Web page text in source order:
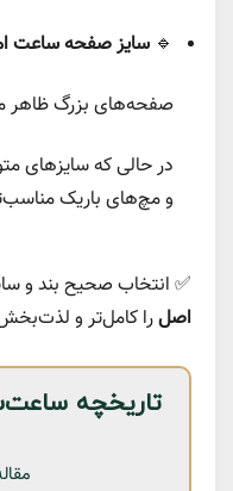
🔹 سایز صفحه ساعت
صفحه‌های بزرگ ظاهر
در حالی که سایزهای
و مچ‌های باریک
✅ انتخاب صحیح بند و
اصلرا کامل‌تر و
تاریخچه